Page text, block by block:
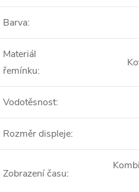
Barva:
Materiál
řemínku:
Vodotěsnost:
Rozměr displeje:
Zobrazení času: